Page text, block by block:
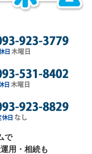
で
用・相続も